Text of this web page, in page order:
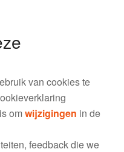
van cookies te
omwijzigingen in de
feedback die we